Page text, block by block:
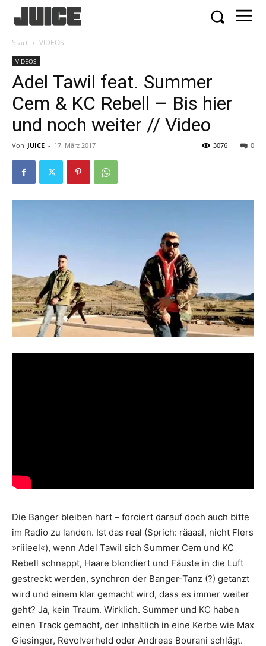
Start VIDEOS
VIDEOS
Adel Tawil feat. Summer
Cem & KC Rebell – Bis hier
und noch weiter // Video
Von JUICE - 17. März 2017 0
3076
Die Banger bleiben hart – forciert darauf doch auch bitte
im Radio zu landen. Ist das real (Sprich: räaaal, nicht Flers
»riiieel«), wenn Adel Tawil sich Summer Cem und KC
Rebell schnappt, Haare blondiert und Fäuste in die Luft
gestreckt werden, synchron der Banger-Tanz (?) getanzt
wird und einem klar gemacht wird, dass es immer weiter
geht? Ja, kein Traum. Wirklich. Summer und KC haben
einen Track gemacht, der inhaltlich in eine Kerbe wie Max
Giesinger, Revolverheld oder Andreas Bourani schlägt.